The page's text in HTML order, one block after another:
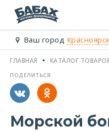
Ваш город Красноярск
ГЛАВНАЯ КАТАЛОГ
Морской
ПОДЕЛИТЬСЯ